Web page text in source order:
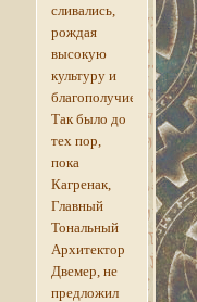
сливались,
рождая
высокую
культуру и
благополучие.
Так было до
тех пор,
пока
Кагренак,
Главный
Тональный
Архитектор
Двемер, не
предложил